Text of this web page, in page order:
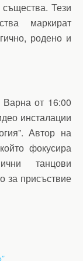
Тези
маркират
родено и
Варна от 16:00
инсталации
Автор на
фокусира
танцови
за присъствие